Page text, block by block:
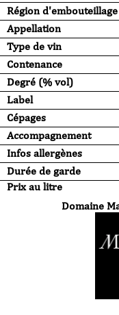
Région d'embouteillage
Appellation
Type de vin
Contenance
Degré (% vol)
Label
Cépages
Accompagnement
Infos allergènes
Durée de garde
Prix au litre
Domaine